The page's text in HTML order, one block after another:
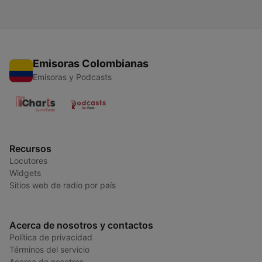
Emisoras Colombianas
Emisoras y Podcasts
Recursos
Locutores
Widgets
Sitios web de radio por país
Acerca de nosotros y contactos
Política de privacidad
Términos del servicio